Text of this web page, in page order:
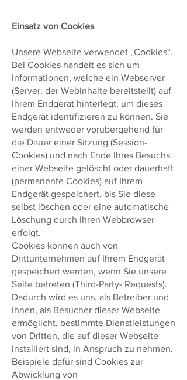
Einsatz von Cookies
Unsere Webseite verwendet „Cookies“.
Bei Cookies handelt es sich um
Informationen, welche ein Webserver
(Server, der Webinhalte bereitstellt) auf
Ihrem Endgerät hinterlegt, um dieses
Endgerät identifizieren zu können. Sie
werden entweder vorübergehend für
die Dauer einer Sitzung (Session-
Cookies) und nach Ende Ihres Besuchs
einer Webseite gelöscht oder dauerhaft
(permanente Cookies) auf Ihrem
Endgerät gespeichert, bis Sie diese
selbst löschen oder eine automatische
Löschung durch Ihren Webbrowser
erfolgt.
Cookies können auch von
Drittunternehmen auf Ihrem Endgerät
gespeichert werden, wenn Sie unsere
Seite betreten (Third-Party- Requests).
Dadurch wird es uns, als Betreiber und
Ihnen, als Besucher dieser Webseite
ermöglicht, bestimmte Dienstleistungen
von Dritten, die auf dieser Webseite
installiert sind, in Anspruch zu nehmen.
Beispiele dafür sind Cookies zur
Abwicklung von